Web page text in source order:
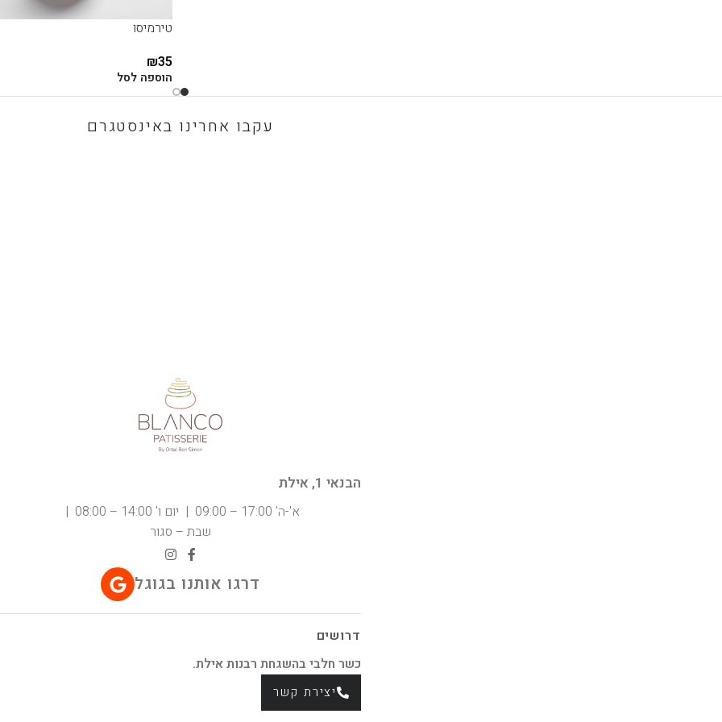
טירמיסו
₪35
הוספה לסל
עקבו אחרינו באינסטגרם
הבנאי 1, אילת
א'-ה' 17:00 – 09:00 | יום ו' 14:00 – 08:00 |
שבת – סגור
דרגו אותנו בגוגל
דרושים
כשר חלבי בהשגחת רבנות אילת.
יצירת קשר